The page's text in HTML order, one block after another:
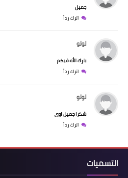
جميل
اترك رداً
لولو
بارك الله فيكم
اترك رداً
لولو
شكرا جميل اوى
اترك رداً
التسميات